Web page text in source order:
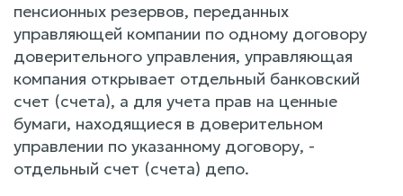
пенсионных резервов, переданных
управляющей компании по одному договору
доверительного управления, управляющая
компания открывает отдельный банковский
счет (счета), а для учета прав на ценные
бумаги, находящиеся в доверительном
управлении по указанному договору, -
отдельный счет (счета) депо.